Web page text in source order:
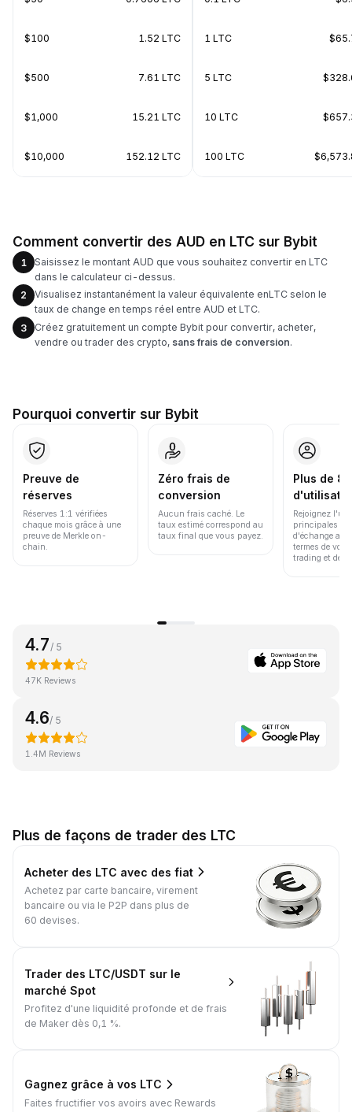
$100 1.52 LTC
$500 7.61 LTC
$1,000 15.21 LTC
$10,000 152.12 LTC
1 LTC
5 LTC
10 LTC
100 LTC
Comment convertir des AUD en LTC sur Bybit
1
Saisissez le montant AUD que vous souhaitez convertir en LTC
dans le calculateur ci-dessus.
2
Visualisez instantanément la valeur équivalente enLTC selon le
taux de change en temps réel entre AUD et LTC.
3
Créez gratuitement un compte Bybit pour convertir, acheter,
vendre ou trader des crypto, sans frais de conversion.
Pourquoi convertir sur Bybit
Preuve de
réserves
Réserves 1:1 vérifiées
chaque mois grâce à une
preuve de Merkle on-
chain.
Zéro frais de
conversion
Aucun frais caché. Le
taux estimé correspond au
taux final que vous payez.
Plus de
Rejoignez
principales
d'échange au
termes de
trading et de
4.7 / 5
47K Reviews
4.6/ 5
1.4M Reviews
Plus de façons de trader des LTC
Acheter des LTC avec des fiat
Achetez par carte bancaire, virement
bancaire ou via le P2P dans plus de
60 devises.
Trader des LTC/USDT sur le
marché Spot
Profitez d'une liquidité profonde et de frais
de Maker dès 0,1 %.
Gagnez grâce à vos LTC
Faites fructifier vos avoirs avec Rewards